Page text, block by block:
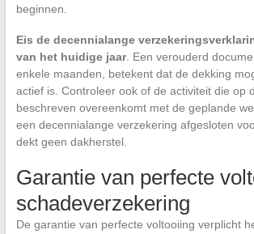
beginnen.
Eis de decennialange
van het huidige jaar. Een verouderd
enkele maanden, betekent dat de dekking
actief is. Controleer ook of de activiteit die op
beschreven overeenkomt met de geplande
een decennialange verzekering afgesloten
dekt geen dakherstel.
Garantie van perfecte
schadeverzekering
De garantie van perfecte voltooiing verplicht